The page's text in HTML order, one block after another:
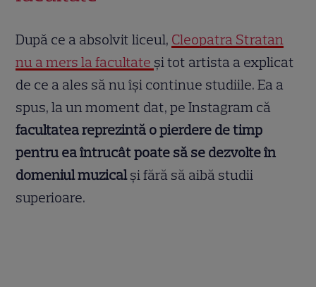
După ce a absolvit liceul, Cleopatra Stratan
nu a mers la facultate și tot artista a explicat
de ce a ales să nu își continue studiile. Ea a
spus, la un moment dat, pe Instagram că
facultatea reprezintă o pierdere de timp
pentru ea întrucât poate să se dezvolte în
domeniul muzicalși fără să aibă studii
superioare.